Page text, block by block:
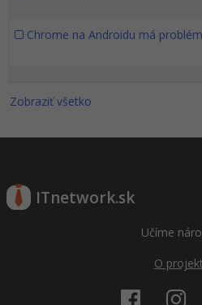
Chrome na Androidu má problém
Zobraziť všetko
ITnetwork.sk
Učíme
O